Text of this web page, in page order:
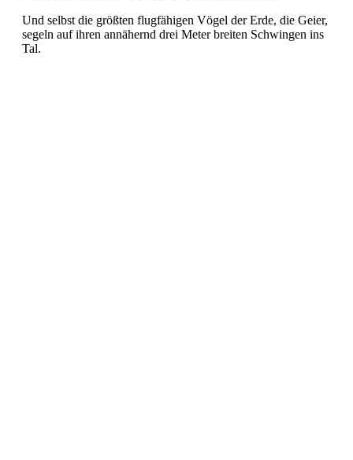
Und selbst die größten flugfähigen Vögel der Erde, die Geier,
segeln auf ihren annähernd drei Meter breiten Schwingen ins
Tal.